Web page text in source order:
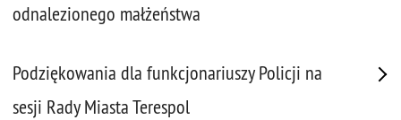
odnalezionego małżeństwa
Podziękowania dla funkcjonariuszy Policji na
sesji Rady Miasta Terespol